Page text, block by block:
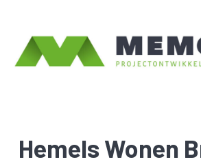
Hemels Wonen